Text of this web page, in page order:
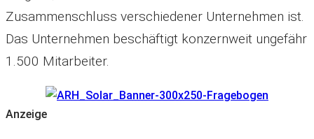
Zusammenschluss verschiedener Unternehmen ist.
Das Unternehmen beschäftigt konzernweit ungefähr
1.500 Mitarbeiter.
Anzeige